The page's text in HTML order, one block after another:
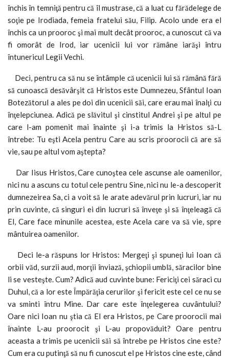
închis în temniţă pentru că îl mustrase, că a luat cu fărădelege de
soţie pe Irodiada, femeia fratelui său, Filip. Acolo unde era el
închis ca un prooroc şi mai mult decât prooroc, a cunoscut că va
fi omorât de Irod, iar ucenicii lui vor rămâne iarăşi întru
întunericul Legii Vechi.
Deci, pentru ca să nu se întâmple că ucenicii lui să rămână fără
să cunoască desăvârşit că Hristos este Dumnezeu, Sfântul Ioan
Botezătorul a ales pe doi din ucenicii săi, care erau mai înalţi cu
înţelepciunea. Adică pe slăvitul şi cinstitul Andrei şi pe altul pe
care l-am pomenit mai înainte şi i-a trimis la Hristos să-L
întrebe: Tu eşti Acela pentru Care au scris proorocii că are să
vie, sau pe altul vom aştepta?
Dar Iisus Hristos, Care cunoştea cele ascunse ale oamenilor,
nici nu a ascuns cu totul cele pentru Sine, nici nu le-a descoperit
dumnezeirea Sa, ci a voit să le arate adevărul prin lucruri, iar nu
prin cuvinte, că singuri ei din lucruri să înveţe şi să înţeleagă că
El, Care face minunile acestea, este Acela care va să vie, spre
mântuirea oamenilor.
Deci le-a răspuns lor Hristos: Mergeţi şi spuneţi lui Ioan că
orbii văd, surzii aud, morţii înviază, şchiopii umblă, săracilor bine
li se vesteşte. Cum? Adică aud cuvinte bune: Fericiţi cei săraci cu
Duhul, că a lor este Împărăţia cerurilor şi fericit este cel ce nu se
va sminti întru Mine. Dar care este înţelegerea cuvântului?
Oare nici Ioan nu ştia că El era Hristos, pe Care proorocii mai
înainte L-au proorocit şi L-au propovăduit? Oare pentru
aceasta a trimis pe ucenicii săi să întrebe pe Hristos cine este?
Cum era cu putinţă să nu fi cunoscut el pe Hristos cine este, când